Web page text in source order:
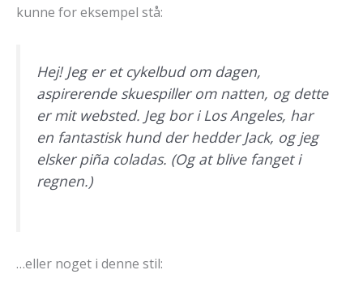
kunne for eksempel stå:
Hej! Jeg er et cykelbud om dagen,
aspirerende skuespiller om natten, og dette
er mit websted. Jeg bor i Los Angeles, har
en fantastisk hund der hedder Jack, og jeg
elsker piña coladas. (Og at blive fanget i
regnen.)
…eller noget i denne stil: